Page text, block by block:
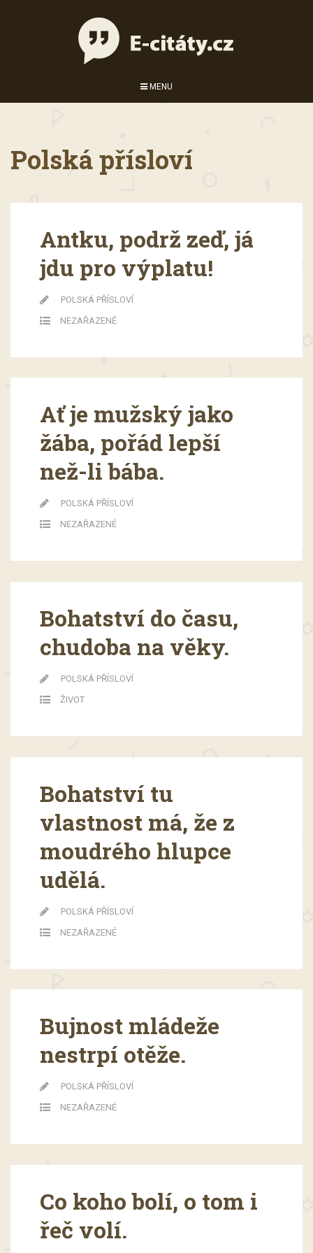
MENU
Polská přísloví
Antku, podrž zeď, já
jdu pro výplatu!
POLSKÁ PŘÍSLOVÍ
NEZAŘAZENÉ
Ať je mužský jako
žába, pořád lepší
než-li bába.
POLSKÁ PŘÍSLOVÍ
NEZAŘAZENÉ
Bohatství do času,
chudoba na věky.
POLSKÁ PŘÍSLOVÍ
ŽIVOT
Bohatství tu
vlastnost má, že z
moudrého hlupce
udělá.
POLSKÁ PŘÍSLOVÍ
NEZAŘAZENÉ
Bujnost mládeže
nestrpí otěže.
POLSKÁ PŘÍSLOVÍ
NEZAŘAZENÉ
Co koho bolí, o tom i
řeč volí.